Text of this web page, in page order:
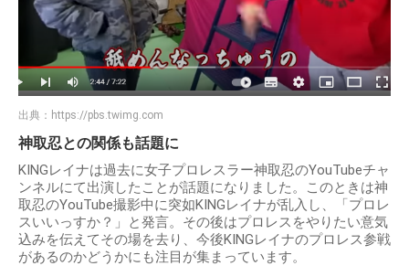
出典： https://pbs.twimg.com
神取忍との関係も話題に
KINGレイナは過去に女子プロレスラー神取忍のYouTubeチャ
ンネルにて出演したことが話題になりました。このときは神
取忍のYouTube撮影中に突如KINGレイナが乱入し、「プロレ
スいいっすか？」と発言。その後はプロレスをやりたい意気
込みを伝えてその場を去り、今後KINGレイナのプロレス参戦
があるのかどうかにも注目が集まっています。